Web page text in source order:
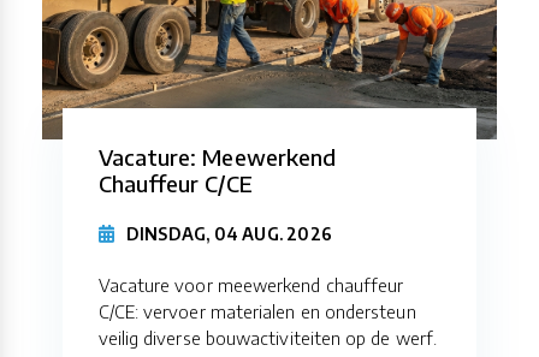
Vacature: Meewerkend
Chauffeur C/CE
DINSDAG, 04 AUG. 2026
Vacature voor meewerkend chauffeur
C/CE: vervoer materialen en ondersteun
veilig diverse bouwactiviteiten op de werf.